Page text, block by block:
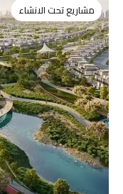
مشاريع تحت الانشاء